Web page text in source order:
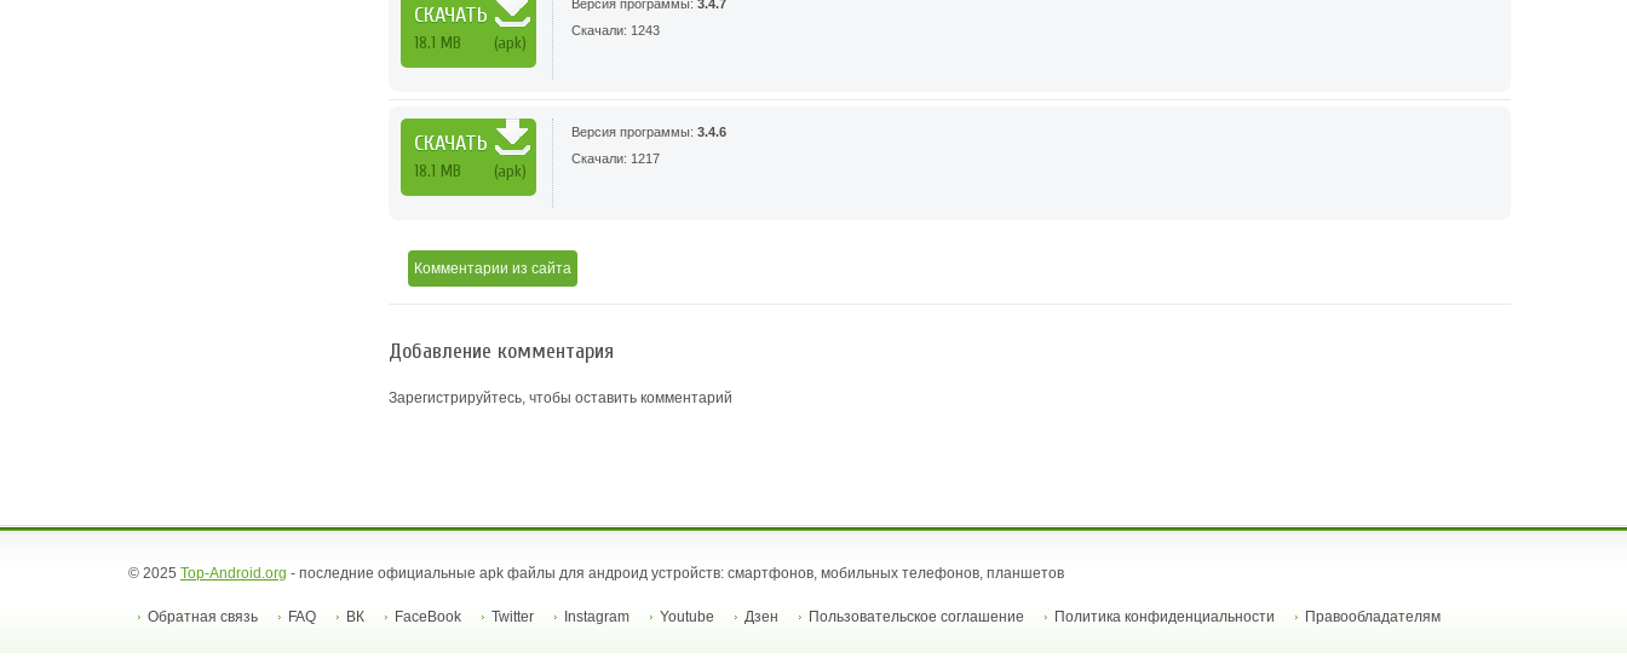
СКАЧАТЬ
18.1 MB (apk)
Версия программы: 3.4.7
Скачали: 1243
СКАЧАТЬ
18.1 MB (apk)
Версия программы: 3.4.6
Скачали: 1217
Комментарии из сайта
Добавление комментария
Зарегистрируйтесь, чтобы оставить комментарий
© 2025 Top-Android.org - последние официальные apk файлы для андроид устройств: смартфонов, мобильных телефонов, планшетов
Обратная связь FAQ ВК FaceBook Twitter Instagram Youtube Дзен Пользовательское соглашение Политика конфиденциальности Правообладателям